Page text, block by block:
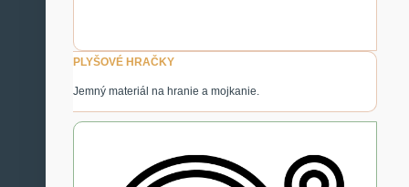
PLYŠOVÉ HRAČKY
Jemný materiál na hranie a mojkanie.